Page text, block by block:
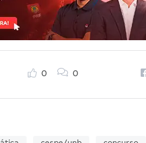
0 0